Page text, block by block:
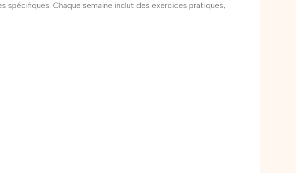
spécifiques. Chaque semaine inclut des exercices pratiques,